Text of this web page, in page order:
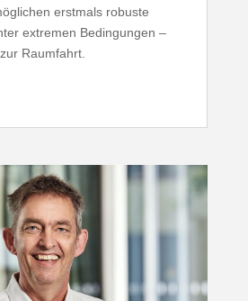
erstmals robuste
extremen Bedin­gungen –
Raumfahrt.